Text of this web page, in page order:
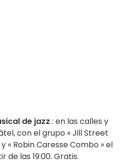
de jazz : en las calles y
con el grupo « Jill Street
« Robin Caresse Combo » el
de las 19:00. Gratis.